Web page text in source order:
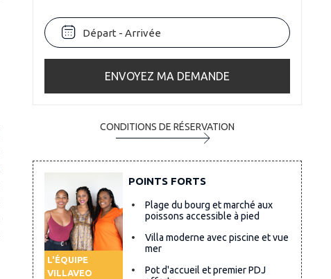
ENVOYEZ MA DEMANDE
CONDITIONS DE RÉSERVATION
L'ÉQUIPE
VILLAVEO
POINTS FORTS
Plage du bourg et marché aux
poissons accessible à pied
Villa moderne avec piscine et vue
mer
Pot d'accueil et premier PDJ